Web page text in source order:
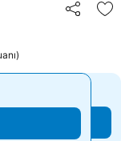
Paylaş
)